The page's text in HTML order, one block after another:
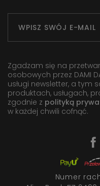
Zgadzam się na
osobowych przez DAMI
usługi newsletter, a tym
produktach, usługach,
zgodnie z polityką
w każdej chwili cofnąć.
Numer